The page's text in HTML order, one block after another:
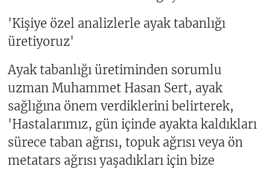
'Kişiye özel analizlerle ayak tabanlığı
üretiyoruz'
Ayak tabanlığı üretiminden sorumlu
uzman Muhammet Hasan Sert, ayak
sağlığına önem verdiklerini belirterek,
'Hastalarımız, gün içinde ayakta kaldıkları
sürece taban ağrısı, topuk ağrısı veya ön
metatars ağrısı yaşadıkları için bize